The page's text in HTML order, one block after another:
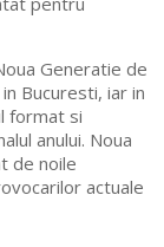
Generatie de
Bucuresti, iar in
format si
anului. Noua
de noile
actuale